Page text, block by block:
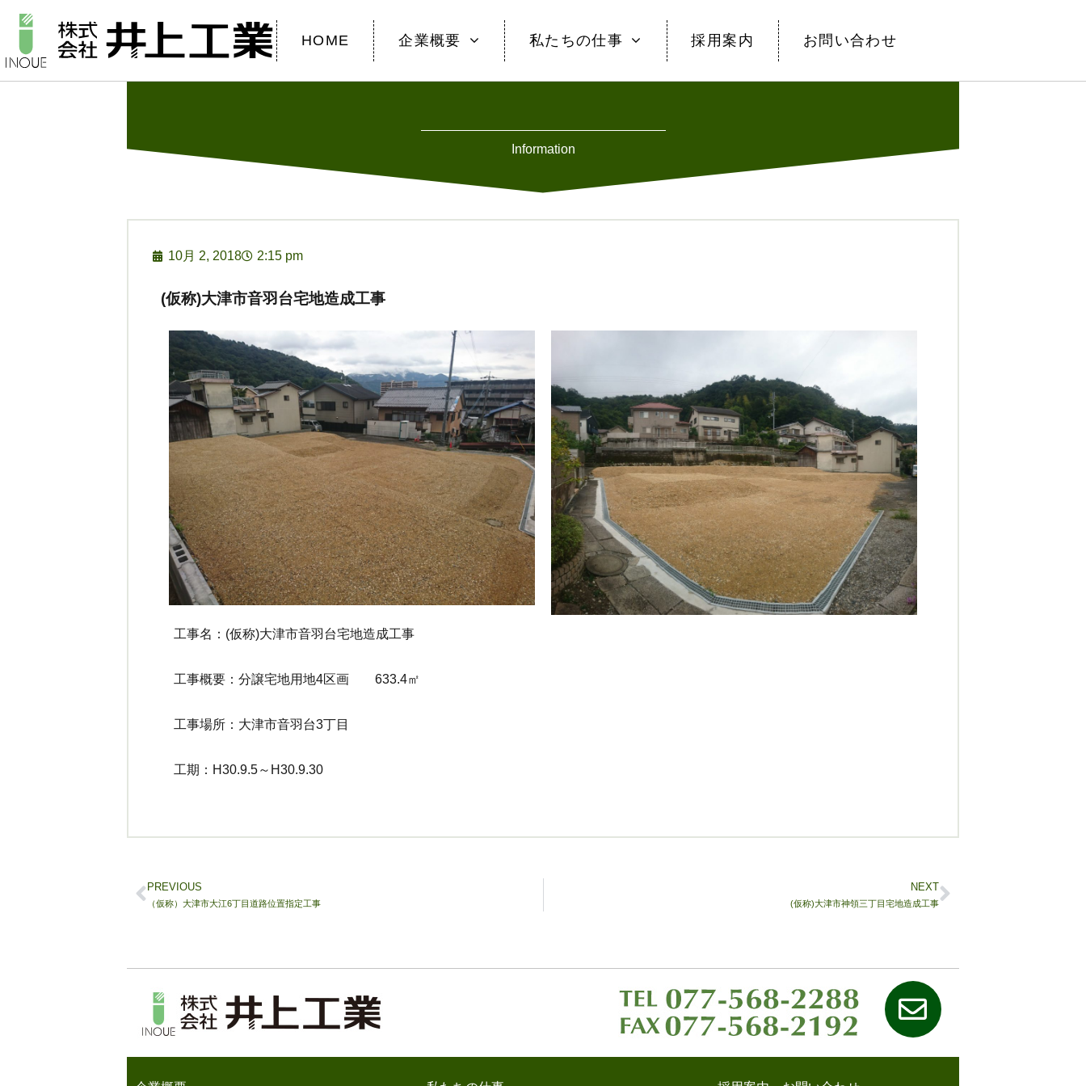
HOME 企業概要 私たちの仕事 採用案内 お問い合わせ
Information
10月 2, 2018 2:15 pm
(仮称)大津市音羽台宅地造成工事
工事名：(仮称)大津市音羽台宅地造成工事
工事概要：分譲宅地用地4区画 633.4㎡
工事場所：大津市音羽台3丁目
工期：H30.9.5～H30.9.30
PREVIOUS
（仮称）大津市大江6丁目道路位置指定工事
NEXT
(仮称)大津市神領三丁目宅地造成工事